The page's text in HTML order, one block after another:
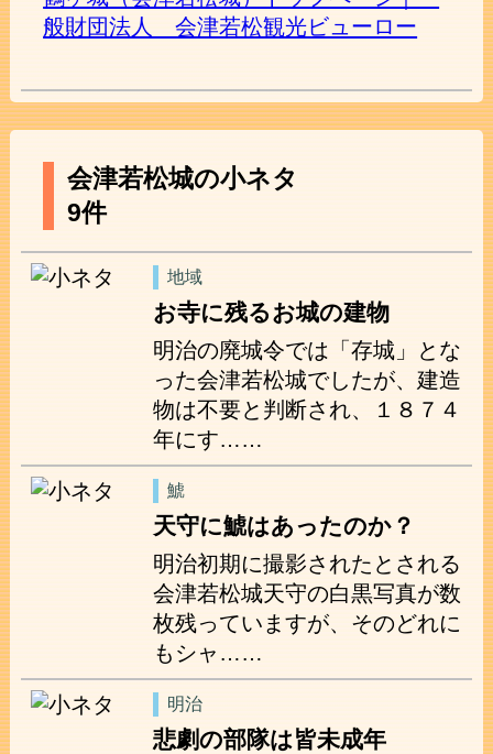
般財団法人 会津若松観光ビューロー
会津若松城の小ネタ
9件
地域
お寺に残るお城の建物
明治の廃城令では「存城」とな
った会津若松城でしたが、建造
物は不要と判断され、１８７４
年にす……
鯱
天守に鯱はあったのか？
明治初期に撮影されたとされる
会津若松城天守の白黒写真が数
枚残っていますが、そのどれに
もシャ……
明治
悲劇の部隊は皆未成年